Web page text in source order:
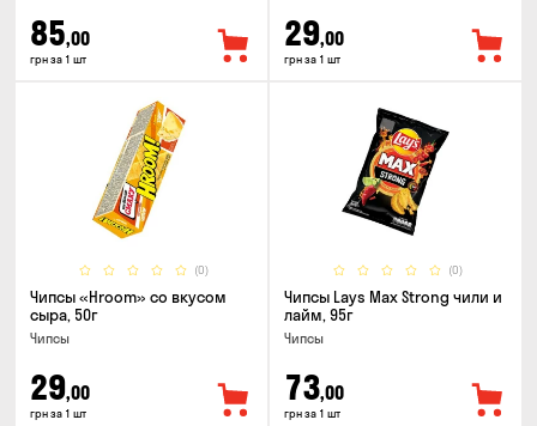
85,00
грн за 1 шт
29,00
грн за 1 шт
(0)
Чипсы «Hroom» со вкусом
сыра, 50г
Чипсы
29,00
грн за 1 шт
(0)
Чипсы Lays Max Strong чили и
лайм, 95г
Чипсы
73,00
грн за 1 шт